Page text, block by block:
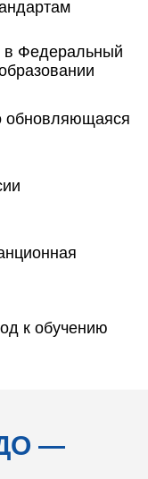
в Федеральный
обновляющаяся
к обучению
—